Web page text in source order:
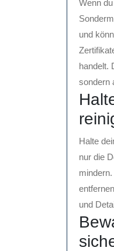
Wenn
und
handelt.
sondern
Halte
nur die
und